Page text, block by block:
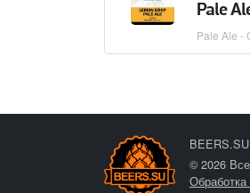
Pale
Pale Ale -
© 2026